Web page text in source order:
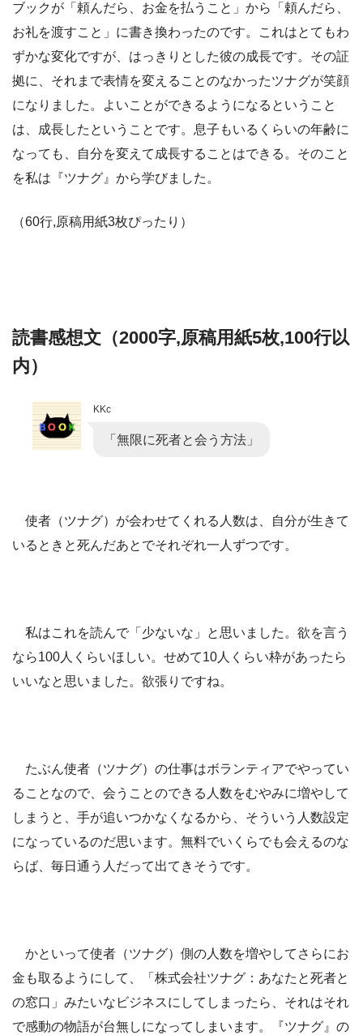
ブックが「頼んだら、お金を払うこと」から「頼んだら、
お礼を渡すこと」に書き換わったのです。これはとてもわ
ずかな変化ですが、はっきりとした彼の成長です。その証
拠に、それまで表情を変えることのなかったツナグが笑顔
になりました。よいことができるようになるということ
は、成長したということです。息子もいるくらいの年齢に
なっても、自分を変えて成長することはできる。そのこと
を私は『ツナグ』から学びました。
（60行,原稿用紙3枚ぴったり）
読書感想文（2000字,原稿用紙5枚,100行以
内）
KKc
「無限に死者と会う方法」
使者（ツナグ）が会わせてくれる人数は、自分が生きて
いるときと死んだあとでそれぞれ一人ずつです。
私はこれを読んで「少ないな」と思いました。欲を言う
なら100人くらいほしい。せめて10人くらい枠があったら
いいなと思いました。欲張りですね。
たぶん使者（ツナグ）の仕事はボランティアでやってい
ることなので、会うことのできる人数をむやみに増やして
しまうと、手が追いつかなくなるから、そういう人数設定
になっているのだ思います。無料でいくらでも会えるのな
らば、毎日通う人だって出てきそうです。
かといって使者（ツナグ）側の人数を増やしてさらにお
金も取るようにして、「株式会社ツナグ：あなたと死者と
の窓口」みたいなビジネスにしてしまったら、それはそれ
で感動の物語が台無しになってしまいます。『ツナグ』の